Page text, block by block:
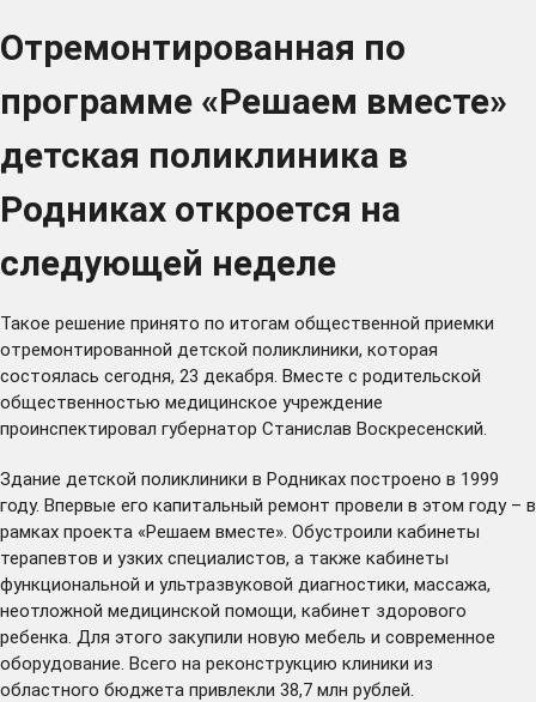
Отремонтированная по
программе «Решаем вместе»
детская поликлиника в
Родниках откроется на
следующей неделе
Такое решение принято по итогам общественной приемки
отремонтированной детской поликлиники, которая
состоялась сегодня, 23 декабря. Вместе с родительской
общественностью медицинское учреждение
проинспектировал губернатор Станислав Воскресенский.
Здание детской поликлиники в Родниках построено в 1999
году. Впервые его капитальный ремонт провели в этом году – в
рамках проекта «Решаем вместе». Обустроили кабинеты
терапевтов и узких специалистов, а также кабинеты
функциональной и ультразвуковой диагностики, массажа,
неотложной медицинской помощи, кабинет здорового
ребенка. Для этого закупили новую мебель и современное
оборудование. Всего на реконструкцию клиники из
областного бюджета привлекли 38,7 млн рублей.